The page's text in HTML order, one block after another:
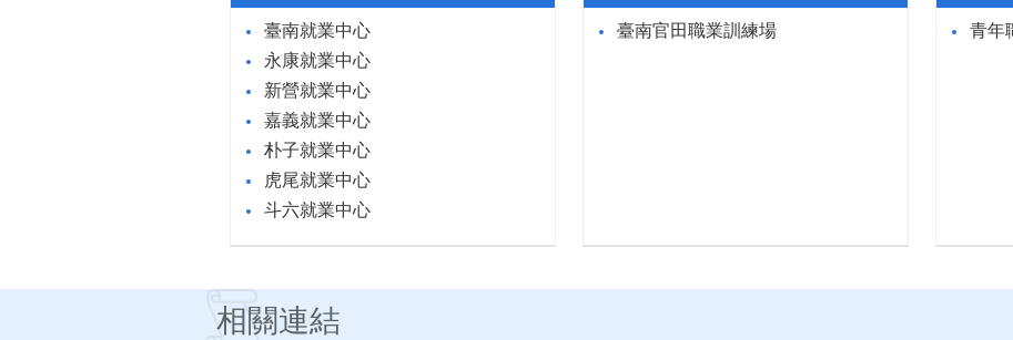
臺南就業中心
永康就業中心
新營就業中心
嘉義就業中心
朴子就業中心
虎尾就業中心
斗六就業中心
臺南官田職業訓練場 青年
相關連結